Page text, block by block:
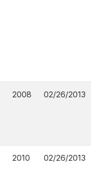
2008 02/26/2013
2010 02/26/2013